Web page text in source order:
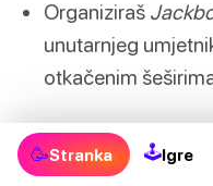
Organiziraš
unutarnjeg
otkačenim
Profesionalni
🥳Stranka 🕹Igre